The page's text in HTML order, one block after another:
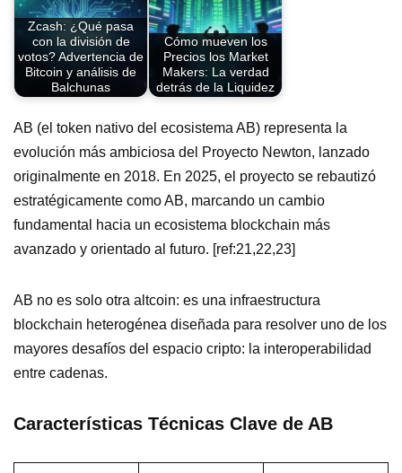
Zcash: ¿Qué pasa
con la división de
votos? Advertencia de
Bitcoin y análisis de
Balchunas
Cómo mueven los
Precios los Market
Makers: La verdad
detrás de la Liquidez
AB (el token nativo del ecosistema AB) representa la
evolución más ambiciosa del Proyecto Newton, lanzado
originalmente en 2018. En 2025, el proyecto se rebautizó
estratégicamente como AB, marcando un cambio
fundamental hacia un ecosistema blockchain más
avanzado y orientado al futuro. [ref:21,22,23]
AB no es solo otra altcoin: es una infraestructura
blockchain heterogénea diseñada para resolver uno de los
mayores desafíos del espacio cripto: la interoperabilidad
entre cadenas.
Características Técnicas Clave de AB